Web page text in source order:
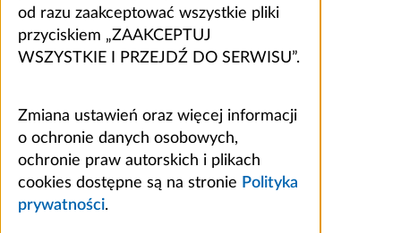
od razu zaakceptować wszystkie pliki
przyciskiem „ZAAKCEPTUJ
WSZYSTKIE I PRZEJDŹ DO SERWISU”.
Zmiana ustawień oraz więcej informacji
o ochronie danych osobowych,
ochronie praw autorskich i plikach
cookies dostępne są na stronie Polityka
prywatności.